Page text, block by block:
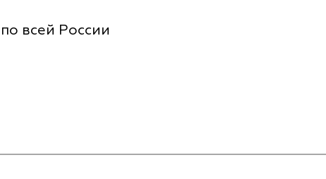
всей России